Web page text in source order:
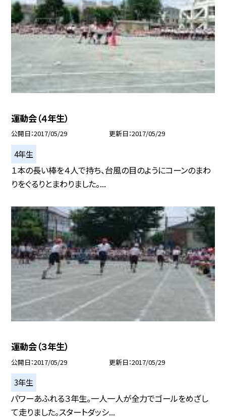
運動会（４年生）
公開日 2017/05/29 更新日 2017/05/29
4年生
１本の長い棒を４人で持ち、台風の目のようにコーンのまわ
りをぐるりとまわりました。...
運動会（３年生）
公開日 2017/05/29 更新日 2017/05/29
3年生
パワーあふれる３年生。一人一人が全力でゴールをめざし
て走りました。スタートダッシ...